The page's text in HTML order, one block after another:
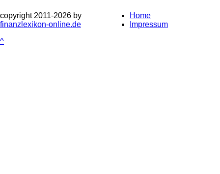
copyright 2011-2026 by
finanzlexikon-online.de
Home
Impressum
^